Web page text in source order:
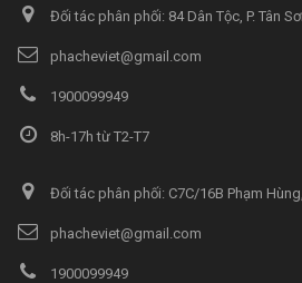
Đối tác phân phối: 84 Dân Tộc, P. Tân
phacheviet@gmail.com
1900099949
8h-17h từ T2-T7
Đối tác phân phối: C7C/16B Phạm
phacheviet@gmail.com
1900099949